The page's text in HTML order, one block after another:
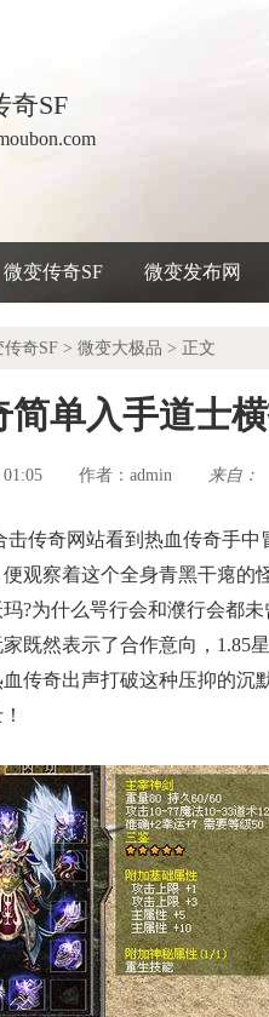
奇SF
微变传奇SF 微变发布网
传奇SF > 微变大极品 > 正文
简单入手道士
作者： admin 来自：
击传奇网站看到热血传奇手
观察着这个全身青黑干瘪的
?为什么咢行会和濮行会都
既然表示了合作意向，1.85
传奇出声打破这种压抑的沉